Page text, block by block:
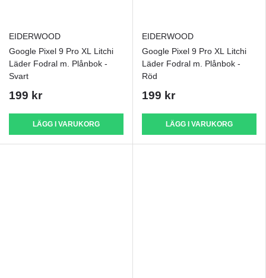
EIDERWOOD
Google Pixel 9 Pro XL Litchi
Läder Fodral m. Plånbok -
Svart
199 kr
LÄGG I VARUKORG
EIDERWOOD
Google Pixel 9 Pro XL Litchi
Läder Fodral m. Plånbok -
Röd
199 kr
LÄGG I VARUKORG